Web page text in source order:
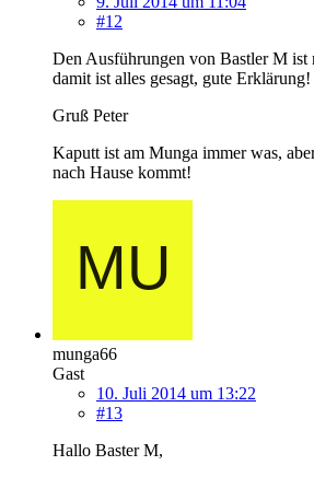
#12
Den Ausführungen von Bastler M ist
damit ist alles gesagt, gute Erklärung!
Gruß Peter
Kaputt ist am Munga immer was,
nach Hause kommt!
munga66
Gast
10. Juli 2014 um 13:22
#13
Hallo Baster M,